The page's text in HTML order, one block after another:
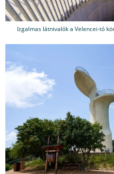
Izgalmas látnivalók a Velencei-tó